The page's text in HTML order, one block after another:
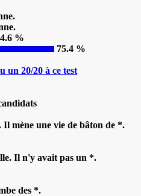
%
75.4 %
un 20/20 à ce test
Il mène une vie de bâton de *.
Il n'y avait pas un *.
des *.